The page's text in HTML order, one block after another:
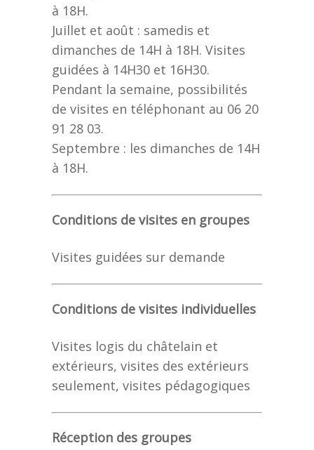
à 18H.
Juillet et août : samedis et
dimanches de 14H à 18H. Visites
guidées à 14H30 et 16H30.
Pendant la semaine, possibilités
de visites en téléphonant au 06 20
91 28 03.
Septembre : les dimanches de 14H
à 18H.
Conditions de visites en groupes
Visites guidées sur demande
Conditions de visites individuelles
Visites logis du châtelain et
extérieurs, visites des extérieurs
seulement, visites pédagogiques
Réception des groupes